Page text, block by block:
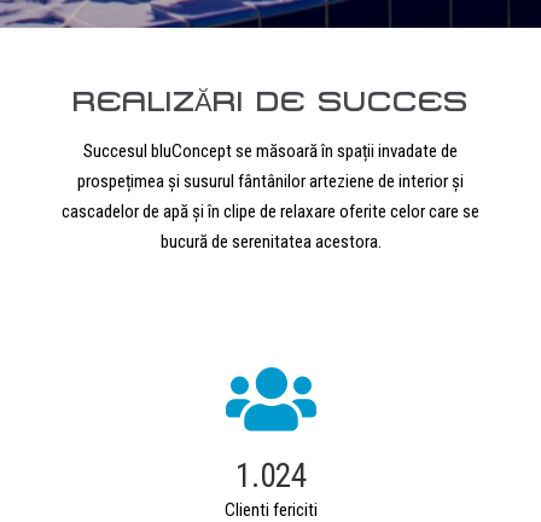
REALIZĂRI DE SUCCES
Succesul bluConcept se măsoară în spații invadate de
prospețimea și susurul fântânilor arteziene de interior și
cascadelor de apă și în clipe de relaxare oferite celor care se
bucură de serenitatea acestora.
1.024
Clienti fericiti